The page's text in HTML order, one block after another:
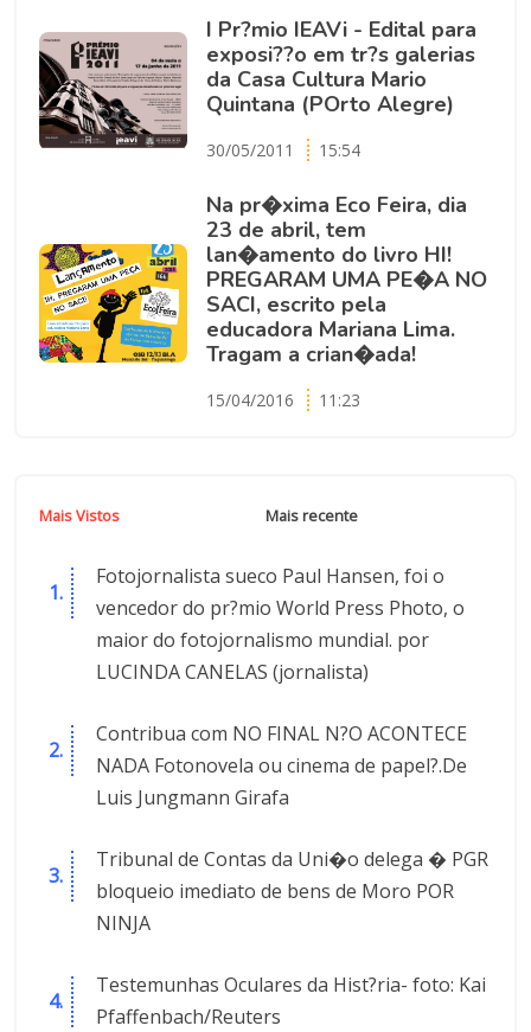
I Pr?mio IEAVi - Edital para
exposi??o em tr?s galerias
da Casa Cultura Mario
Quintana (POrto Alegre)
30/05/2011 15:54
Na pr�xima Eco Feira, dia
23 de abril, tem
lan�amento do livro HI!
PREGARAM UMA PE�A NO
SACI, escrito pela
educadora Mariana Lima.
Tragam a crian�ada!
15/04/2016 11:23
Mais Vistos Mais recente
Fotojornalista sueco Paul Hansen, foi o
vencedor do pr?mio World Press Photo, o
maior do fotojornalismo mundial. por
LUCINDA CANELAS (jornalista)
Contribua com NO FINAL N?O ACONTECE
NADA Fotonovela ou cinema de papel?.De
Luis Jungmann Girafa
Tribunal de Contas da Uni�o delega � PGR
bloqueio imediato de bens de Moro POR
NINJA
Testemunhas Oculares da Hist?ria- foto: Kai
Pfaffenbach/Reuters